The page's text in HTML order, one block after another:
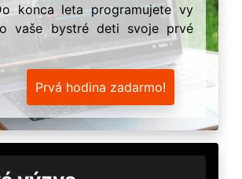
konca leta programujete vy
vaše bystré deti svoje prvé
Prvá hodina zadarmo!